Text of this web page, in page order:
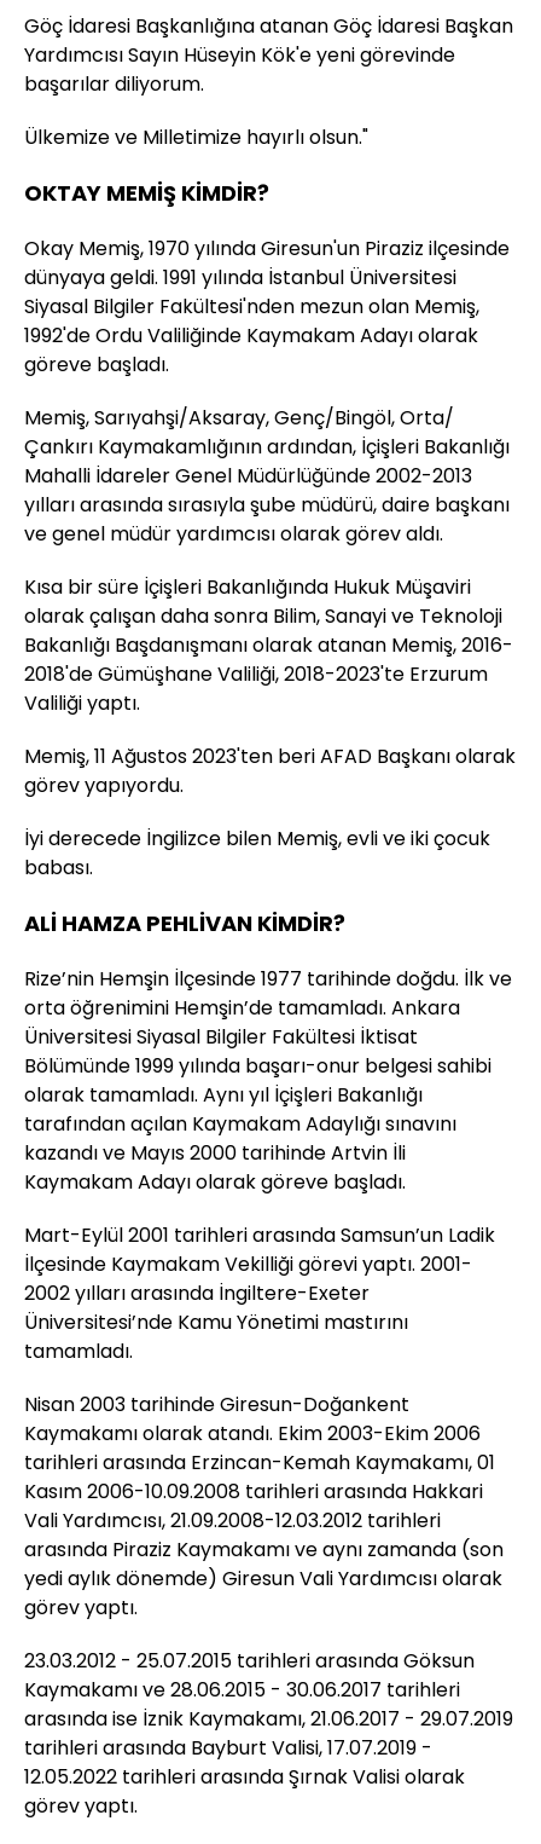
Göç İdaresi Başkanlığına atanan Göç İdaresi Başkan
Yardımcısı Sayın Hüseyin Kök'e yeni görevinde
başarılar diliyorum.
Ülkemize ve Milletimize hayırlı olsun."
OKTAY MEMİŞ KİMDİR?
Okay Memiş, 1970 yılında Giresun'un Piraziz ilçesinde
dünyaya geldi. 1991 yılında İstanbul Üniversitesi
Siyasal Bilgiler Fakültesi'nden mezun olan Memiş,
1992'de Ordu Valiliğinde Kaymakam Adayı olarak
göreve başladı.
Memiş, Sarıyahşi/Aksaray, Genç/Bingöl, Orta/
Çankırı Kaymakamlığının ardından, İçişleri Bakanlığı
Mahalli İdareler Genel Müdürlüğünde 2002-2013
yılları arasında sırasıyla şube müdürü, daire başkanı
ve genel müdür yardımcısı olarak görev aldı.
Kısa bir süre İçişleri Bakanlığında Hukuk Müşaviri
olarak çalışan daha sonra Bilim, Sanayi ve Teknoloji
Bakanlığı Başdanışmanı olarak atanan Memiş, 2016-
2018'de Gümüşhane Valiliği, 2018-2023'te Erzurum
Valiliği yaptı.
Memiş, 11 Ağustos 2023'ten beri AFAD Başkanı olarak
görev yapıyordu.
İyi derecede İngilizce bilen Memiş, evli ve iki çocuk
babası.
ALİ HAMZA PEHLİVAN KİMDİR?
Rize’nin Hemşin İlçesinde 1977 tarihinde doğdu. İlk ve
orta öğrenimini Hemşin’de tamamladı. Ankara
Üniversitesi Siyasal Bilgiler Fakültesi İktisat
Bölümünde 1999 yılında başarı-onur belgesi sahibi
olarak tamamladı. Aynı yıl İçişleri Bakanlığı
tarafından açılan Kaymakam Adaylığı sınavını
kazandı ve Mayıs 2000 tarihinde Artvin İli
Kaymakam Adayı olarak göreve başladı.
Mart-Eylül 2001 tarihleri arasında Samsun’un Ladik
İlçesinde Kaymakam Vekilliği görevi yaptı. 2001-
2002 yılları arasında İngiltere-Exeter
Üniversitesi’nde Kamu Yönetimi mastırını
tamamladı.
Nisan 2003 tarihinde Giresun-Doğankent
Kaymakamı olarak atandı. Ekim 2003-Ekim 2006
tarihleri arasında Erzincan-Kemah Kaymakamı, 01
Kasım 2006-10.09.2008 tarihleri arasında Hakkari
Vali Yardımcısı, 21.09.2008-12.03.2012 tarihleri
arasında Piraziz Kaymakamı ve aynı zamanda (son
yedi aylık dönemde) Giresun Vali Yardımcısı olarak
görev yaptı.
23.03.2012 - 25.07.2015 tarihleri arasında Göksun
Kaymakamı ve 28.06.2015 - 30.06.2017 tarihleri
arasında ise İznik Kaymakamı, 21.06.2017 - 29.07.2019
tarihleri arasında Bayburt Valisi, 17.07.2019 -
12.05.2022 tarihleri arasında Şırnak Valisi olarak
görev yaptı.